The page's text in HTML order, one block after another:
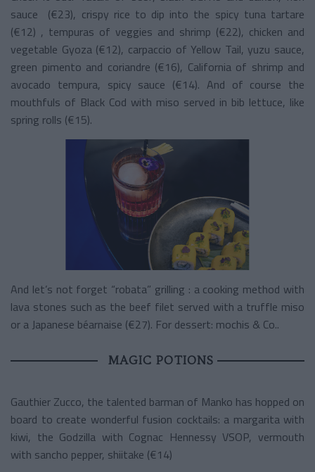
sauce (€23), crispy rice to dip into the spicy tuna tartare
(€12) , tempuras of veggies and shrimp (€22), chicken and
vegetable Gyoza (€12), carpaccio of Yellow Tail, yuzu sauce,
green pimento and coriandre (€16), California of shrimp and
avocado tempura, spicy sauce (€14). And of course the
mouthfuls of Black Cod with miso served in bib lettuce, like
spring rolls (€15).
And let’s not forget “robata” grilling : a cooking method with
lava stones such as the beef filet served with a truffle miso
or a Japanese béarnaise (€27). For dessert: mochis & Co..
MAGIC POTIONS
Gauthier Zucco, the talented barman of Manko has hopped on
board to create wonderful fusion cocktails: a margarita with
kiwi, the Godzilla with Cognac Hennessy VSOP, vermouth
with sancho pepper, shiitake (€14)